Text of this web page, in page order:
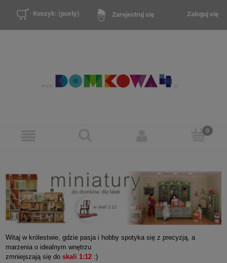
Zarejestruj się Zaloguj się
Koszyk: (pusty)
Witaj w królestwie, gdzie pasja i hobby spotyka się z precyzją, a
marzenia o idealnym wnętrzu
zmniejszają się do skali 1:12 :)